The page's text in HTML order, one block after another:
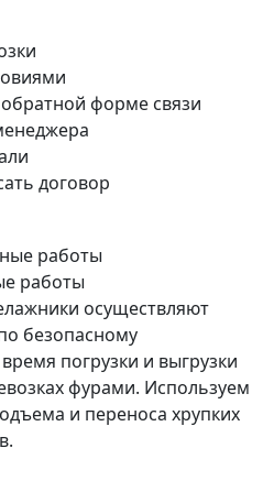
форме связи
договор
работы
осуществляют
безопасному
погрузки и выгрузки
фурами. Используем
и переноса хрупких